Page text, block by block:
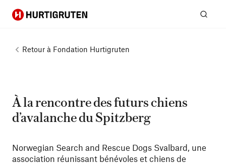
Hurtigruten
Retour à Fondation Hurtigruten
À la rencontre des futurs chiens
d’avalanche du Spitzberg
Norwegian Search and Rescue Dogs Svalbard, une
association réunissant bénévoles et chiens de